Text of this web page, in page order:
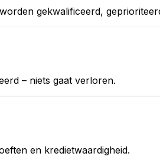
gekwalificeerd,
– niets gaat verloren.
en kredietwaardigheid.